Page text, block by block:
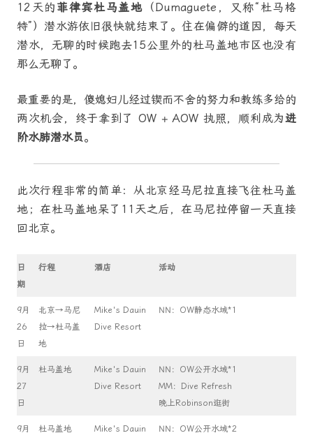
12天的 菲律宾杜马盖地 （Dumaguete，又称“杜马格
特”）潜水游依旧很快就结束了。住在偏僻的道因，每天
潜水，无聊的时候跑去15公里外的杜马盖地市区也没有
那么无聊了。
最重要的是，傻媳妇儿经过锲而不舍的努力和教练多给的
两次机会，终于拿到了 OW + AOW 执照，顺利成为进
阶水肺潜水员。
此次行程非常的简单：从北京经马尼拉直接飞往杜马盖
地；在杜马盖地呆了11天之后，在马尼拉停留一天直接
回北京。
日
期
行程 酒店 活动
9月
26
日
北京→马尼
拉→杜马盖
地
Mike's Dauin
Dive Resort
NN：OW静态水域*1
9月
27
日
杜马盖地
Mike's Dauin
Dive Resort
NN：OW公开水域*1
MM：Dive Refresh
晚上Robinson逛街
9月
杜马盖地
Mike's Dauin
NN：OW公开水域*2